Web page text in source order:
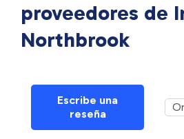
proveedores de
Northbrook
Escribe una
reseña